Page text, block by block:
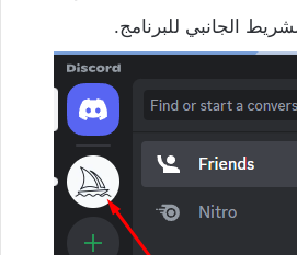
الجانبي للبرنامج.